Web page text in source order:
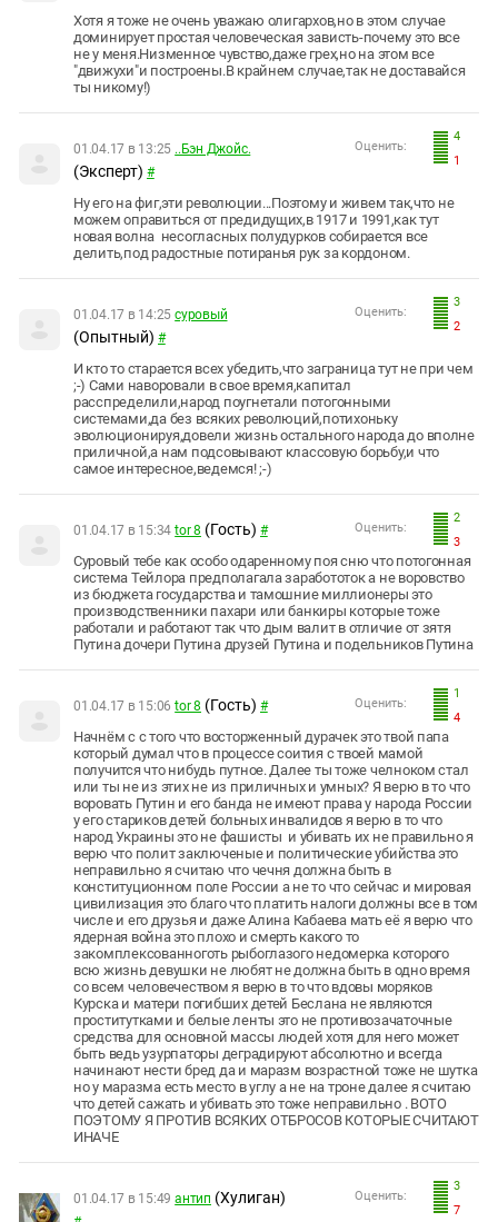
Хотя я тоже не очень уважаю олигархов,но в этом случае
доминирует простая человеческая зависть-почему это все
не у меня.Низменное чувство,даже грех,но на этом все
"движухи"и построены.В крайнем случае,так не доставайся
ты никому!)
4
1
Оценить:
01.04.17 в 13:25 ..Бэн Джойс.
(Эксперт) #
Ну его на фиг,эти революции...Поэтому и живем так,что не
можем оправиться от предидущих,в 1917 и 1991,как тут
новая волна несогласных полудурков собирается все
делить,под радостные потиранья рук за кордоном.
3
2
Оценить:
01.04.17 в 14:25 суровый
(Опытный) #
И кто то старается всех убедить,что заграница тут не при чем
;-) Сами наворовали в свое время,капитал
расспределили,народ поугнетали потогонными
системами,да без всяких революций,потихоньку
эволюционируя,довели жизнь остального народа до вполне
приличной,а нам подсовывают классовую борьбу,и что
самое интересное,ведемся! ;-)
2
3
Оценить:
01.04.17 в 15:34 tor 8 (Гость) #
Суровый тебе как особо одаренному поя сню что потогонная
система Тейлора предполагала заработоток а не воровство
из бюджета государства и тамошние миллионеры это
производственники пахари или банкиры которые тоже
работали и работают так что дым валит в отличие от зятя
Путина дочери Путина друзей Путина и подельников Путина
1
4
Оценить:
01.04.17 в 15:06 tor 8 (Гость) #
Начнём с с того что восторженный дурачек это твой папа
который думал что в процессе соития с твоей мамой
получится что нибудь путное. Далее ты тоже челноком стал
или ты не из этих не из приличных и умных? Я верю в то что
воровать Путин и его банда не имеют права у народа России
у его стариков детей больных инвалидов я верю в то что
народ Украины это не фашисты и убивать их не правильно я
верю что полит заключеные и политические убийства это
неправильно я считаю что чечня должна быть в
конституционном поле России а не то что сейчас и мировая
цивилизация это благо что платить налоги должны все в том
числе и его друзья и даже Алина Кабаева мать её я верю что
ядерная война это плохо и смерть какого то
закомплексованноготь рыбоглазого недомерка которого
всю жизнь девушки не любят не должна быть в одно время
со всем человечеством я верю в то что вдовы моряков
Курска и матери погибших детей Беслана не являются
проститутками и белые ленты это не противозачаточные
средства для основной массы людей хотя для него может
быть ведь узурпаторы деградируют абсолютно и всегда
начинают нести бред да и маразм возрастной тоже не шутка
но у маразма есть место в углу а не на троне далее я считаю
что детей сажать и убивать это тоже неправильно . ВОТО
ПОЭТОМУ Я ПРОТИВ ВСЯКИХ ОТБРОСОВ КОТОРЫЕ СЧИТАЮТ
ИНАЧЕ
3
7
Оценить:
01.04.17 в 15:49 антип (Хулиган)